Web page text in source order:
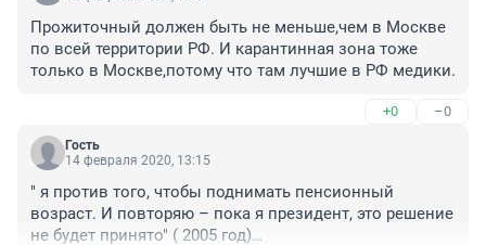
Прожиточный должен быть не меньше,чем в Москве
по всей территории РФ. И карантинная зона тоже
только в Москве,потому что там лучшие в РФ медики.
+0 –0
Гость
14 февраля 2020, 13:15
" я против того, чтобы поднимать пенсионный
возраст. И повторяю – пока я президент, это решение
не будет принято" ( 2005 год)